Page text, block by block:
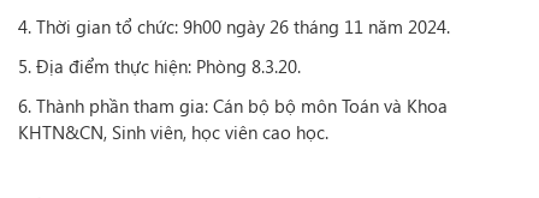
4. Thời gian tổ chức: 9h00 ngày 26 tháng 11 năm 2024.
5. Địa điểm thực hiện: Phòng 8.3.20.
6. Thành phần tham gia: Cán bộ bộ môn Toán và Khoa
KHTN&CN, Sinh viên, học viên cao học.